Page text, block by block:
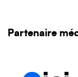
Partenaire